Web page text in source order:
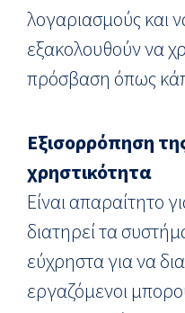
λογαριασμούς και
εξακολουθούν να
πρόσβαση όπως
Εξισορρόπηση
χρηστικότητα
Είναι απαραίτητο
διατηρεί τα
εύχρηστα για να
εργαζόμενοι